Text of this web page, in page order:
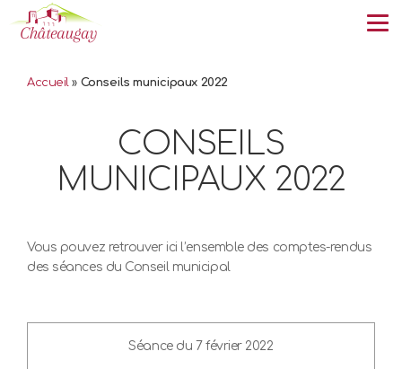
Accueil» Conseils municipaux 2022
CONSEILS
MUNICIPAUX 2022
Vous pouvez retrouver ici l’ensemble des comptes-rendus
des séances du Conseil municipal
Séance du 7 février 2022